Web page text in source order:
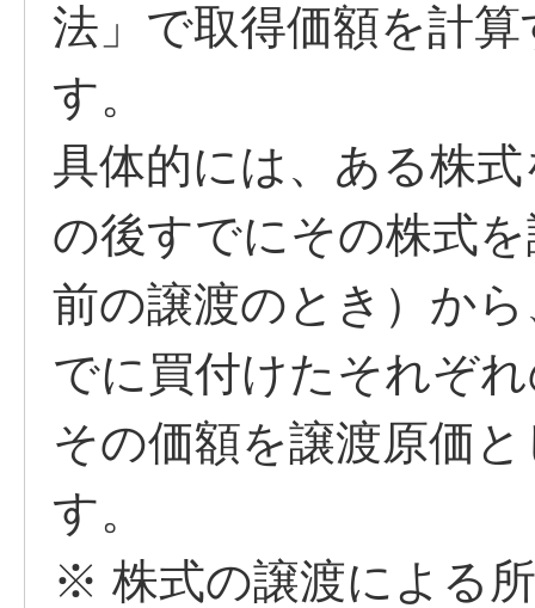
法」で取得価額を計
す。
具体的には、ある株
の後すでにその株式
前の譲渡のとき）か
でに買付けたそれぞ
その価額を譲渡原価
す。
※ 株式の譲渡による